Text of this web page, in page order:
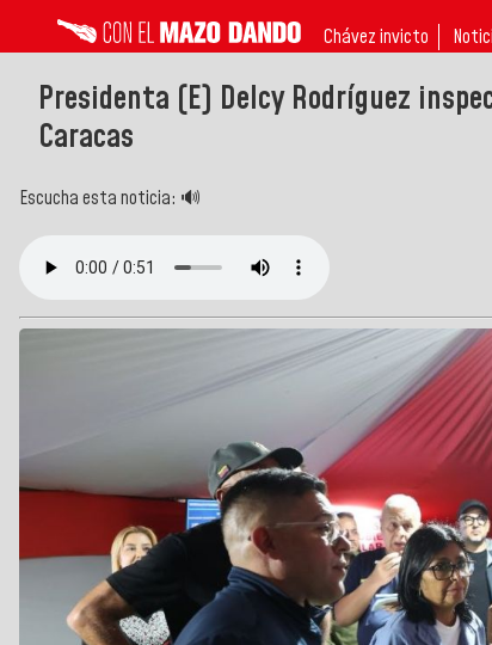
Chávez invicto
Presidenta (E) Delcy Rodríguez
Caracas
Escucha esta noticia: 🔊